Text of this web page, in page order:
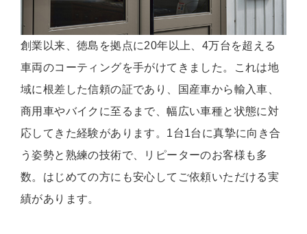
創業以来、徳島を拠点に20年以上、4万台を超える
車両のコーティングを手がけてきました。これは地
域に根差した信頼の証であり、国産車から輸入車、
商用車やバイクに至るまで、幅広い車種と状態に対
応してきた経験があります。1台1台に真摯に向き合
う姿勢と熟練の技術で、リピーターのお客様も多
数。はじめての方にも安心してご依頼いただける実
績があります。